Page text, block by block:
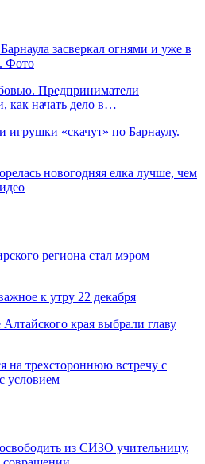
засверкал огнями и уже в
Фото
Предприниматели
как начать дело в…
«скачут» по Барнаулу.
новогодняя елка лучше, чем
региона стал мэром
к утру 22 декабря
края выбрали главу
на трехстороннюю встречу с
условием
из СИЗО учительницу,